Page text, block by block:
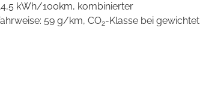
kWh/100km, kombinierter
59 g/km, CO2-Klasse bei gewichtet